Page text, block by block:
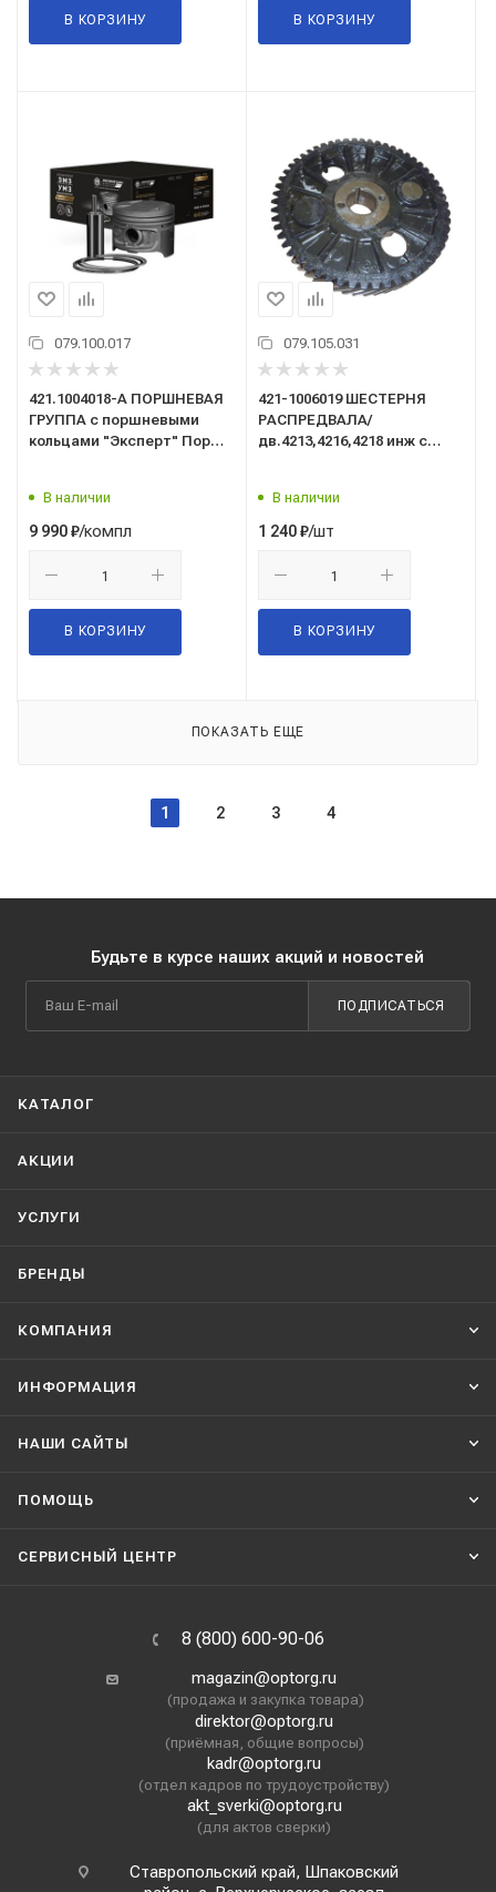
В КОРЗИНУ В КОРЗИНУ
079.100.017
421.1004018-А ПОРШНЕВАЯ
ГРУППА с поршневыми
кольцами "Эксперт" Порш.
-4218.10. -421.10, -4212.10,
-4215.10. -4215.10.
В наличии
9 990₽/компл
В КОРЗИНУ
079.105.031
421-1006019 ШЕСТЕРНЯ
РАСПРЕДВАЛА/
дв.4213,4216,4218 инж с
В наличии
1 240₽/шт
В КОРЗИНУ
ПОКАЗАТЬ ЕЩЕ
1 2 3 4
Будьте в курсе наших акций и новостей
ПОДПИСАТЬСЯ
КАТАЛОГ
АКЦИИ
УСЛУГИ
БРЕНДЫ
КОМПАНИЯ
ИНФОРМАЦИЯ
НАШИ CАЙТЫ
ПОМОЩЬ
СЕРВИСНЫЙ ЦЕНТР
8 (800) 600-90-06
magazin@optorg.ru
(продажа и закупка товара)
direktor@optorg.ru
(приёмная, общие вопросы)
kadr@optorg.ru
(отдел кадров по трудоустройству)
akt_sverki@optorg.ru
(для актов сверки)
Ставропольский край, Шпаковский